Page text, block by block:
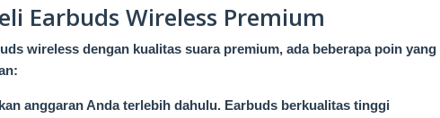
Earbuds Wireless Premium
wireless dengan kualitas suara premium, ada beberapa poin yang
anggaran Anda terlebih dahulu. Earbuds berkualitas tinggi